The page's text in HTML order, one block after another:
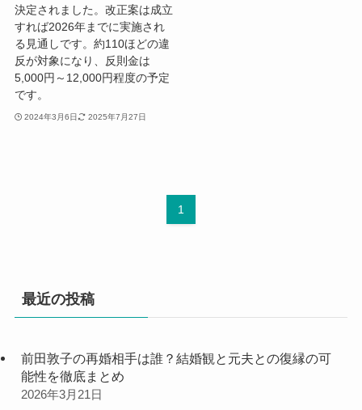
決定されました。改正案は成立
すれば2026年までに実施され
る見通しです。約110ほどの違
反が対象になり、反則金は
5,000円～12,000円程度の予定
です。
2024年3月6日 2025年7月27日
1
最近の投稿
前田敦子の再婚相手は誰？結婚観と元夫との復縁の可
能性を徹底まとめ
2026年3月21日